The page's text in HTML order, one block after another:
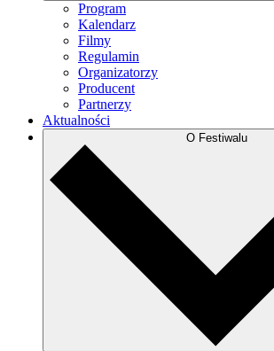
Program
Kalendarz
Filmy
Regulamin
Organizatorzy
Producent
Partnerzy
Aktualności
O Festiwalu